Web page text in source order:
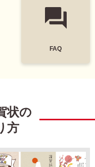
出産
ビジネス
FAQ
状の
方